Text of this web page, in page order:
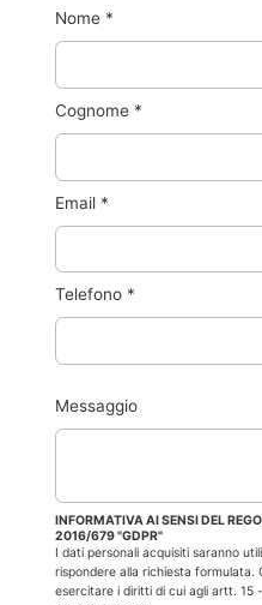
Nome *
Cognome *
Email *
Telefono *
Messaggio
INFORMATIVA AI SENSI DEL
2016/679 "GDPR"
I dati personali acquisiti saranno
rispondere alla richiesta formulata.
esercitare i diritti di cui agli artt. 15